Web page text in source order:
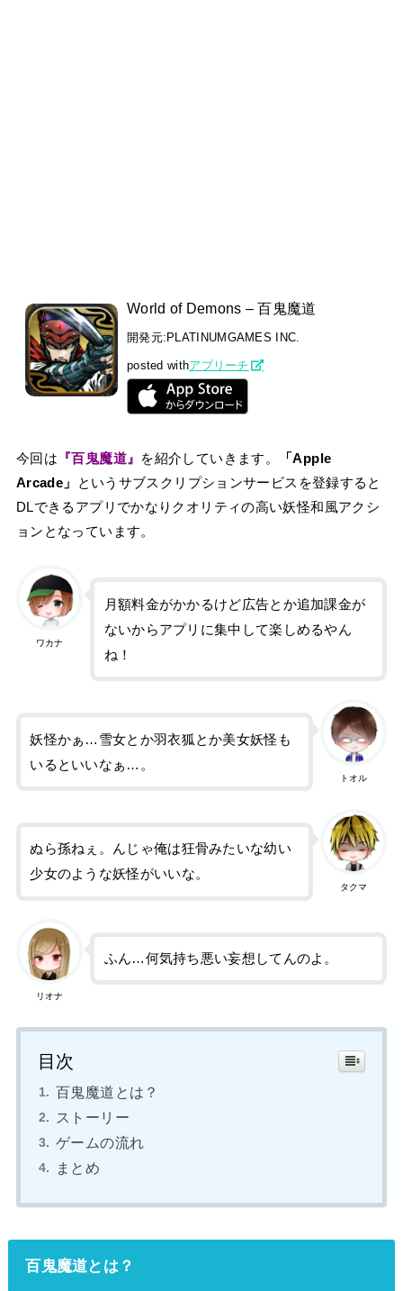
World of Demons – 百鬼魔道
開発元: PLATINUMGAMES INC.
posted withアプリーチ
今回は 『百鬼魔道』 を紹介していきます。
「Apple
Arcade」
というサブスクリプションサービスを登録すると
DLできるアプリでかなりクオリティの高い妖怪和風アクシ
ョンとなっています。
ワカナ
月額料金がかかるけど広告とか追加課金が
ないからアプリに集中して楽しめるやん
ね！
トオル
妖怪かぁ…雪女とか羽衣狐とか美女妖怪も
いるといいなぁ…。
タクマ
ぬら孫ねぇ。んじゃ俺は狂骨みたいな幼い
少女のような妖怪がいいな。
リオナ
ふん…何気持ち悪い妄想してんのよ。
目次
百鬼魔道とは？
ストーリー
ゲームの流れ
まとめ
百鬼魔道とは？